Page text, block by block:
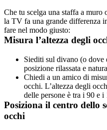
Che tu scelga una staffa a muro
la TV fa una grande differenza
fare nel modo giusto:
Misura l’altezza degli
Siediti sul divano (o
posizione rilassata e
Chiedi a un amico di
occhi. L’altezza degli
delle persone è tra i 90 e
Posiziona il centro dello
occhi